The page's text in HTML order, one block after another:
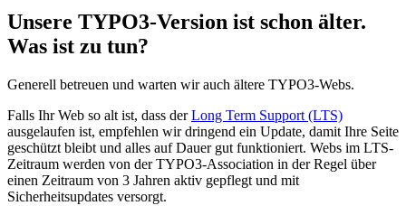
Unsere TYPO3-Version ist schon älter.
Was ist zu tun?
Generell betreuen und warten wir auch ältere TYPO3-Webs.
Falls Ihr Web so alt ist, dass derLong Term Support (LTS)
ausgelaufen ist, empfehlen wir dringend ein Update, damit Ihre Seite
geschützt bleibt und alles auf Dauer gut funktioniert. Webs im LTS-
Zeitraum werden von der TYPO3-Association in der Regel über
einen Zeitraum von 3 Jahren aktiv gepflegt und mit
Sicherheitsupdates versorgt.